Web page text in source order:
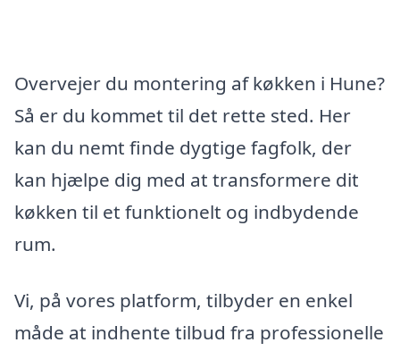
Overvejer du montering af køkken i Hune?
Så er du kommet til det rette sted. Her
kan du nemt finde dygtige fagfolk, der
kan hjælpe dig med at transformere dit
køkken til et funktionelt og indbydende
rum.
Vi, på vores platform, tilbyder en enkel
måde at indhente tilbud fra professionelle